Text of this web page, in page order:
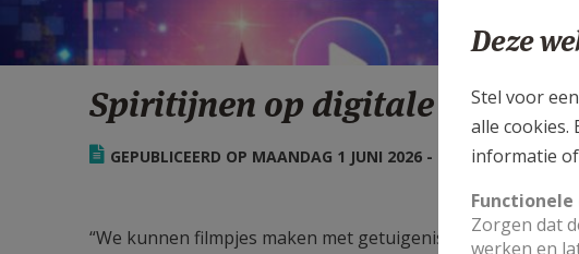
Spiritijnen op digitale missie
GEPUBLICEERD OP MAANDAG 1 JUNI 2026 - 15:58
“We kunnen filmpjes maken met getuigenissen over de
Deze
Stel voor
alle cookies.
informatie
Functionele
Zorgen dat
werken en